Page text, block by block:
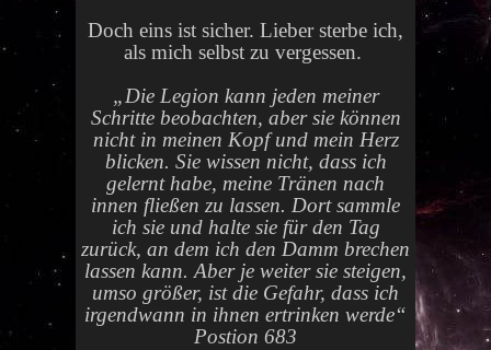
Doch eins ist sicher. Lieber sterbe ich,
als mich selbst zu vergessen.
„Die Legion kann jeden meiner
Schritte beobachten, aber sie können
nicht in meinen Kopf und mein Herz
blicken. Sie wissen nicht, dass ich
gelernt habe, meine Tränen nach
innen fließen zu lassen. Dort sammle
ich sie und halte sie für den Tag
zurück, an dem ich den Damm brechen
lassen kann. Aber je weiter sie steigen,
umso größer, ist die Gefahr, dass ich
irgendwann in ihnen ertrinken werde“
Postion 683